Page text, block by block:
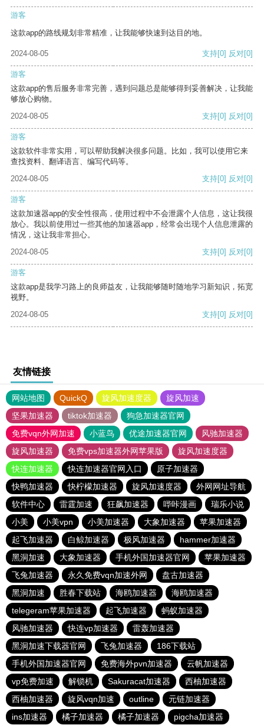
游客
这款app的路线规划非常精准，让我能够快速到达目的地。
2024-08-05 支持[0] 反对[0]
游客
这款app的售后服务非常完善，遇到问题总是能够得到妥善解决，让我能
够放心购物。
2024-08-05
支持[0] 反对[0]
游客
这款软件非常实用，可以帮助我解决很多问题。比如，我可以使用它来
查找资料、翻译语言、编写代码等。
2024-08-05
支持[0] 反对[0]
游客
这款加速器app的安全性很高，使用过程中不会泄露个人信息，这让我很
放心。我以前使用过一些其他的加速器app，经常会出现个人信息泄露的
情况，这让我非常担心。
2024-08-05
支持[0] 反对[0]
游客
这款app是我学习路上的良师益友，让我能够随时随地学习新知识，拓宽
视野。
2024-08-05
支持[0] 反对[0]
友情链接
网站地图 QuickQ 旋风加速度器
旋风加速
坚果加速器
tiktok加速器
狗急加速器官网
免费vqn外网加速
小蓝鸟 优途加速器官网
风驰加速器
旋风加速器
免费vps加速器外网苹果版
旋风加速度器
快连加速器
快连加速器官网入口
原子加速器
快鸭加速器
快柠檬加速器 旋风加速度器
外网网址导航
软件中心
雷霆加速 狂飙加速器 哔咔漫画
瑞乐小说
小美
小美vpn 小美加速器 大象加速器
苹果加速器
起飞加速器
白鲸加速器 极风加速器
hammer加速器
黑洞加速
大象加速器 手机外国加速器官网
苹果加速器
飞兔加速器
永久免费vqn加速外网
盘古加速器
黑洞加速
胜春下载站 海鸥加速器
海鸥加速器
telegeram苹果加速器
起飞加速器
蚂蚁加速器
风驰加速器
快连vp加速器
雷轰加速器
黑洞加速下载器官网
飞兔加速器
186下载站
手机外国加速器官网
免费海外pvn加速器
云帆加速器
vp免费加速
解锁机 Sakuracat加速器
西柚加速器
西柚加速器
旋风vqn加速 outline
元链加速器
ins加速器
橘子加速器 橘子加速器 pigcha加速器